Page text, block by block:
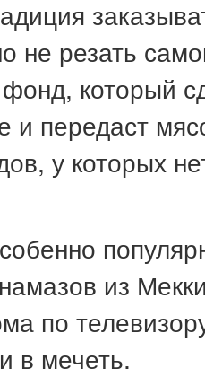
не резать
который
и передаст
у которых
из
по
в мечеть.